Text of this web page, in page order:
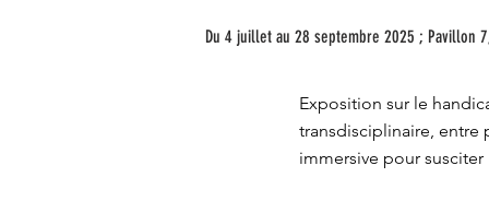
Du 4 juillet au 28 septembre 2025 ; Pavillon
Exposition sur le
transdisciplinaire, entre
immersive pour